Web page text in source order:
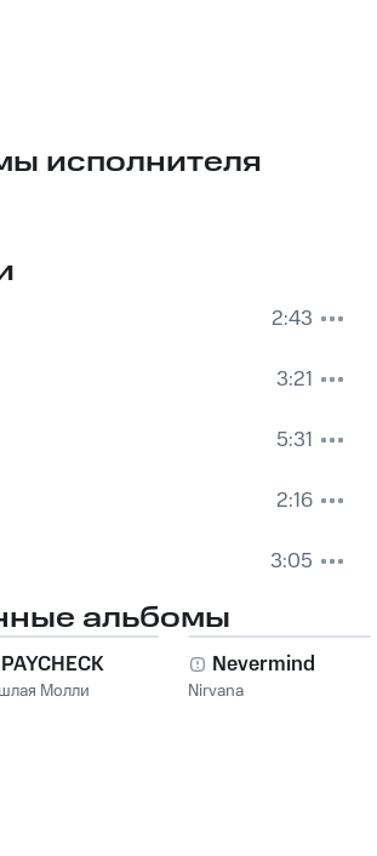
исполнителя
2:43
3:21
5:31
2:16
3:05
альбомы
PAYCHECK
Молли
Nevermind
Nirvana